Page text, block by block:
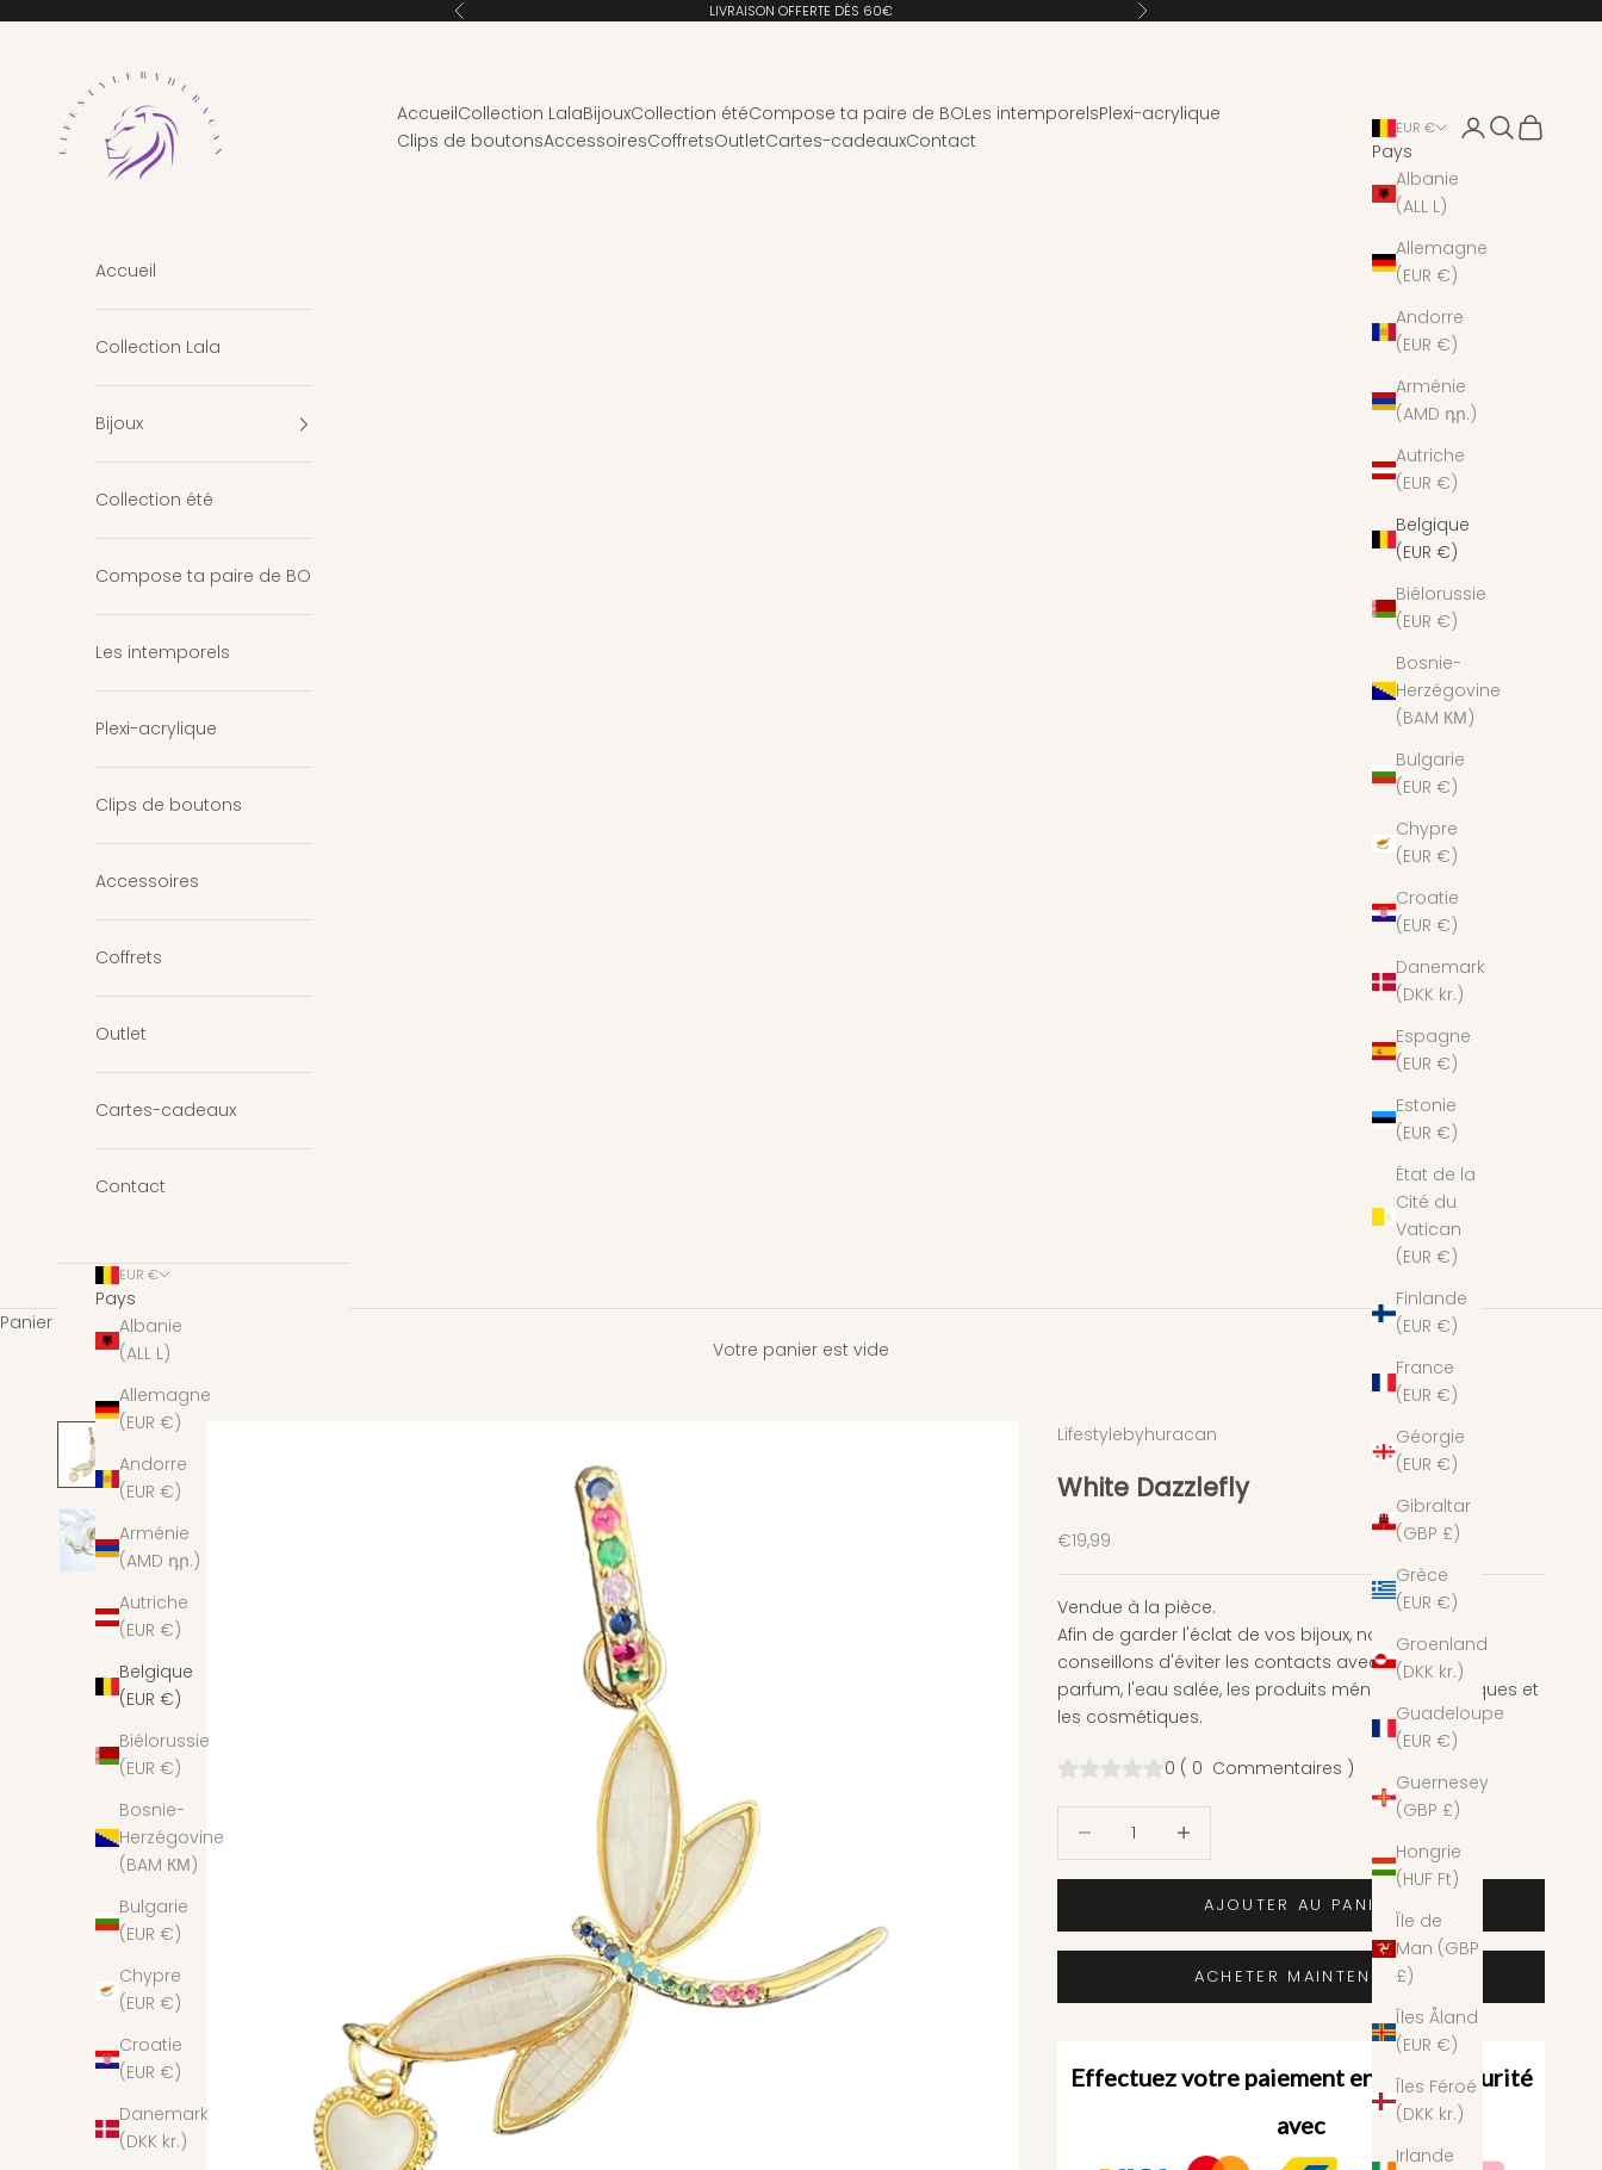
Précédent LIVRAISON OFFERTE DÈS 60€ Suivant
AccueilCollection LalaBijouxCollection étéCompose ta paire de BOLes intemporelsPlexi-acrylique
Clips de boutonsAccessoiresCoffretsOutletCartes-cadeauxContact
EUR €
Pays
Albanie
(ALL L)
Allemagne
(EUR €)
Andorre
(EUR €)
Arménie
(AMD դր.)
Autriche
(EUR €)
Belgique
(EUR €)
Biélorussie
(EUR €)
Bosnie-
Herzégovine
(BAM КМ)
Bulgarie
(EUR €)
Chypre
(EUR €)
Croatie
(EUR €)
Danemark
(DKK kr.)
Espagne
(EUR €)
Estonie
(EUR €)
État de la
Cité du
Vatican
(EUR €)
Finlande
(EUR €)
France
(EUR €)
Géorgie
(EUR €)
Gibraltar
(GBP £)
Grèce
(EUR €)
Groenland
(DKK kr.)
Guadeloupe
(EUR €)
Guernesey
(GBP £)
Hongrie
(HUF Ft)
Île de
Man (GBP
£)
Îles Åland
(EUR €)
Îles Féroé
(DKK kr.)
Irlande
Connexion
Recherche
Panier
Accueil
Collection Lala
Bijoux
Collection été
Compose ta paire de BO
Les intemporels
Plexi-acrylique
Clips de boutons
Accessoires
Coffrets
Outlet
Cartes-cadeaux
Contact
EUR €
Pays
Albanie
(ALL L)
Allemagne
(EUR €)
Andorre
(EUR €)
Arménie
(AMD դր.)
Autriche
(EUR €)
Belgique
(EUR €)
Biélorussie
(EUR €)
Bosnie-
Herzégovine
(BAM КМ)
Bulgarie
(EUR €)
Chypre
(EUR €)
Croatie
(EUR €)
Danemark
(DKK kr.)
Panier
Votre panier est vide
Lifestylebyhuracan
White Dazzlefly
Prix de vente
€19,99
Vendue à la pièce.
Afin de garder l'éclat de vos bijoux, nous vous
conseillons d'éviter les contacts avec le chlore, le
parfum, l'eau salée, les produits ménagers, chimiques et
les cosmétiques.
0 ( 0 Commentaires )
AJOUTER AU PANIER
ACHETER MAINTENANT
Effectuez votre paiement en toute sécurité
avec